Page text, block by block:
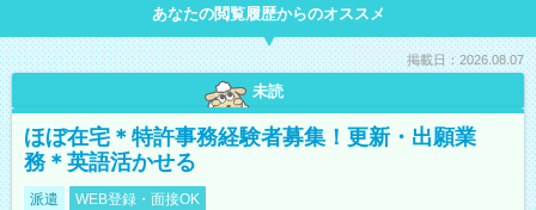
あなたの閲覧履歴からのオススメ
掲載日：2026.08.07
未読
ほぼ在宅＊特許事務経験者募集！更新・出願業
務＊英語活かせる
派遣 WEB登録・面接OK